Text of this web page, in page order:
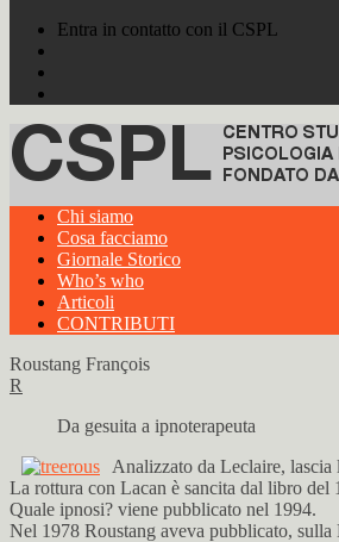
Entra in contatto con il CSPL
Chi siamo
Cosa facciamo
Giornale Storico
Who’s who
Articoli
CONTRIBUTI
Roustang François
R
Da gesuita a ipnoterapeuta
Analizzato da Leclaire, lascia
La rottura con Lacan è sancita dal libro del
Quale ipnosi? viene pubblicato nel 1994.
Nel 1978 Roustang aveva pubblicato,